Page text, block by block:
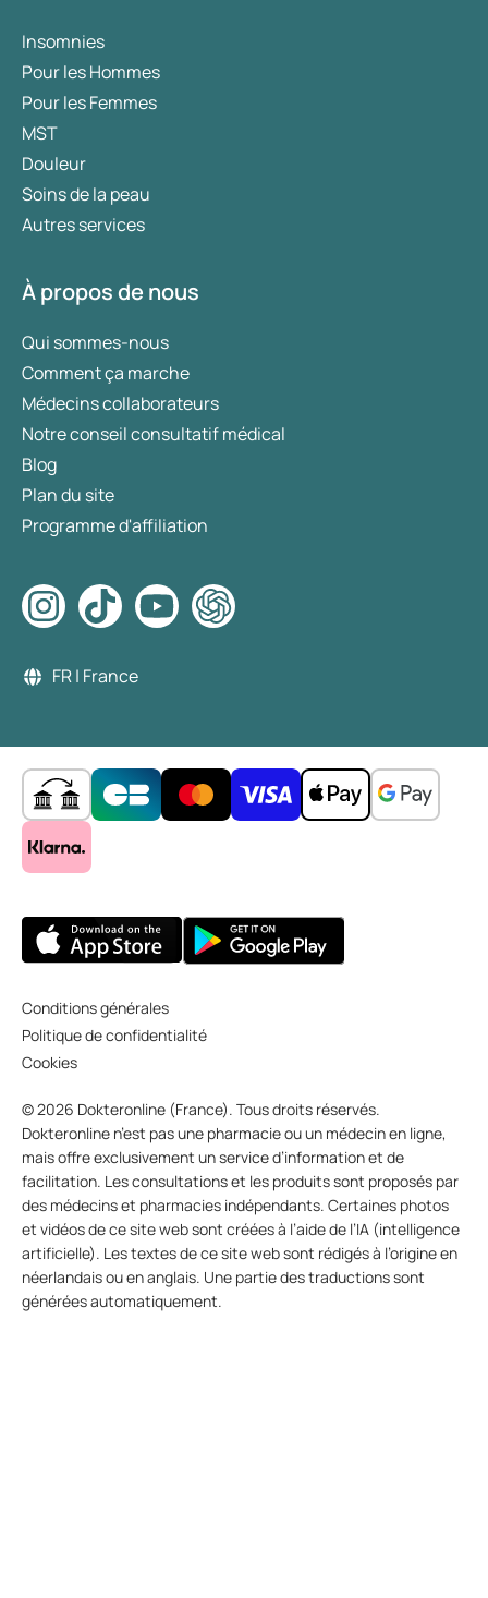
Insomnies
Pour les Hommes
Pour les Femmes
MST
Douleur
Soins de la peau
Autres services
À propos de nous
Qui sommes-nous
Comment ça marche
Médecins collaborateurs
Notre conseil consultatif médical
Blog
Plan du site
Programme d'affiliation
FR | France
Conditions générales
Politique de confidentialité
Cookies
© 2026 Dokteronline (France). Tous droits réservés.
Dokteronline n’est pas une pharmacie ou un médecin en ligne,
mais offre exclusivement un service d’information et de
facilitation. Les consultations et les produits sont proposés par
des médecins et pharmacies indépendants. Certaines photos
et vidéos de ce site web sont créées à l’aide de l’IA (intelligence
artificielle). Les textes de ce site web sont rédigés à l’origine en
néerlandais ou en anglais. Une partie des traductions sont
générées automatiquement.